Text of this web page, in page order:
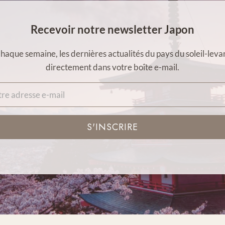
Recevoir notre newsletter Japon
semaine, les dernières actualités du pays du soleil-
directement dans votre boîte e-mail.
S'INSCRIRE